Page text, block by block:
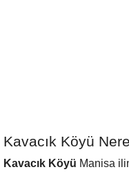
Kavacık Köyü
Kavacık Köyü Manisa